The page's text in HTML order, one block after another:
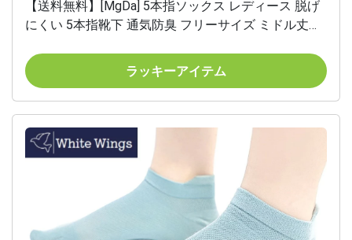
【送料無料】[MgDa] 5本指ソックス レディース 脱げ
にくい 5本指靴下 通気防臭 フリーサイズ ミドル丈
ット、サイズ：Free Size
ラッキーアイテム